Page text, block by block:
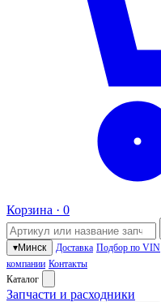
Корзина · 0
▾Минск Доставка Подбор по VIN
компании Контакты
Каталог
Запчасти и расходники